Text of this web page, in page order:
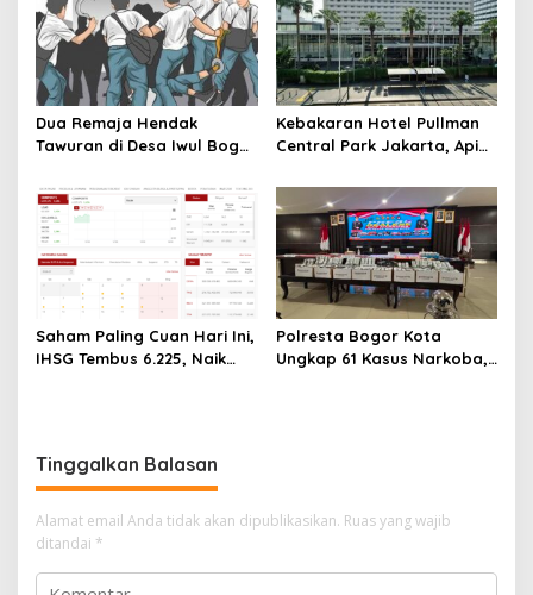
Dua Remaja Hendak
Tawuran di Desa Iwul Bogor
Kebakaran Hotel Pullman
Central Park Jakarta, Api
Saham Paling Cuan Hari Ini,
IHSG Tembus 6.225, Naik
Polresta Bogor Kota
Ungkap 61 Kasus Narkoba,
Tinggalkan Balasan
Alamat email Anda tidak akan dipublikasikan. Ruas yang wajib
ditandai *